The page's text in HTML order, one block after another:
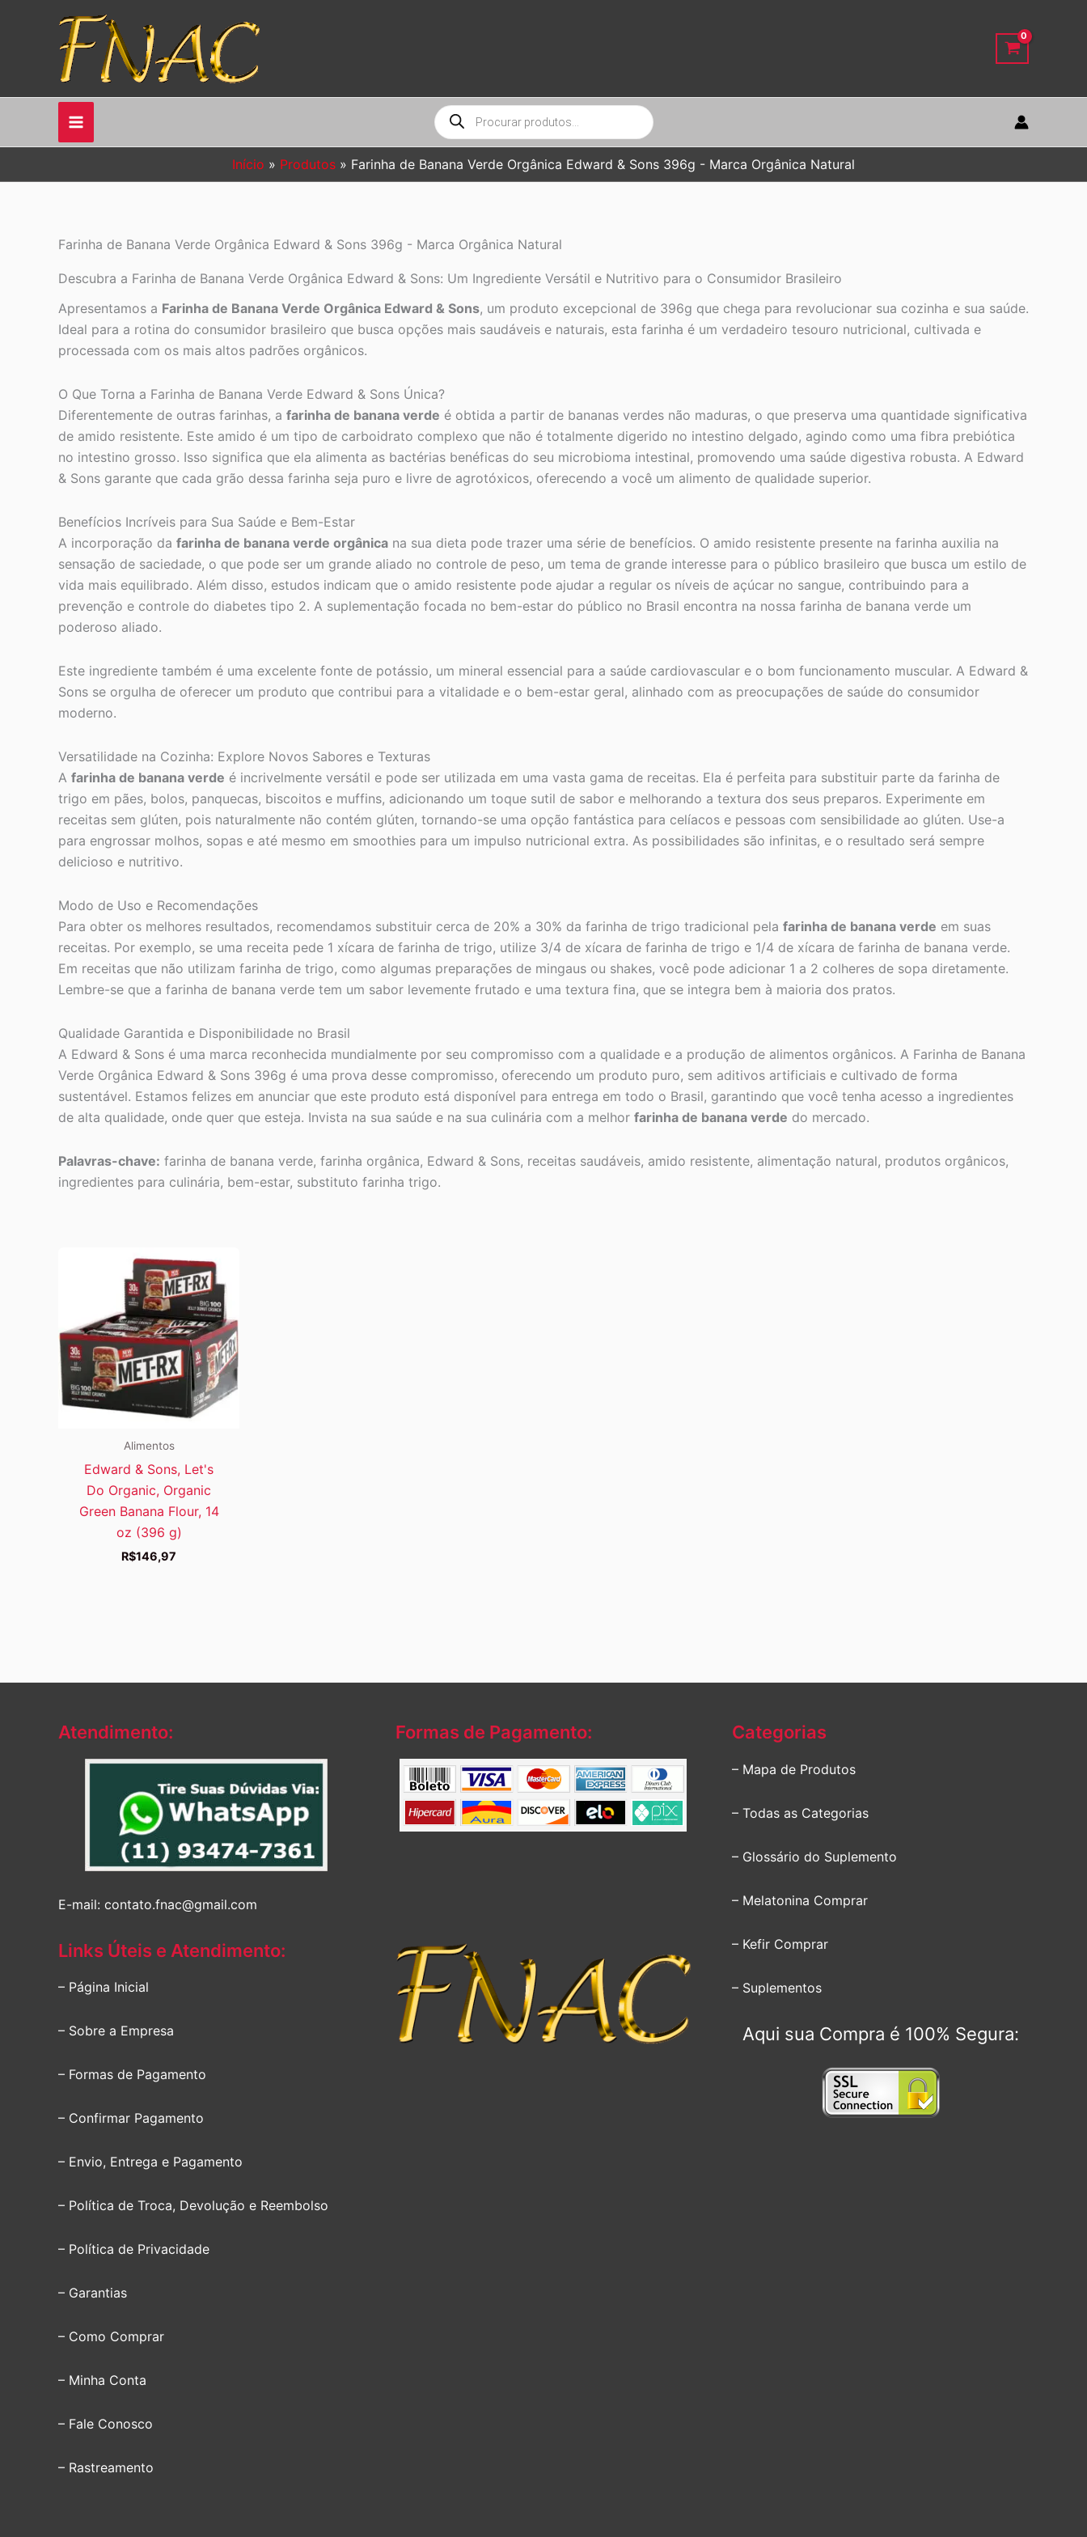
Pesquisar
produtos
Início Produtos Farinha de Banana Verde Orgânica Edward & Sons 396g - Marca Orgânica Natural
Farinha de Banana Verde Orgânica Edward & Sons 396g - Marca Orgânica Natural
Descubra a Farinha de Banana Verde Orgânica Edward & Sons: Um Ingrediente Versátil e Nutritivo para o Consumidor Brasileiro
Apresentamos a Farinha de Banana Verde Orgânica Edward & Sons, um produto excepcional de 396g que chega para revolucionar sua cozinha e sua saúde.
Ideal para a rotina do consumidor brasileiro que busca opções mais saudáveis e naturais, esta farinha é um verdadeiro tesouro nutricional, cultivada e
processada com os mais altos padrões orgânicos.
O Que Torna a Farinha de Banana Verde Edward & Sons Única?
Diferentemente de outras farinhas, a farinha de banana verde é obtida a partir de bananas verdes não maduras, o que preserva uma quantidade significativa
de amido resistente. Este amido é um tipo de carboidrato complexo que não é totalmente digerido no intestino delgado, agindo como uma fibra prebiótica
no intestino grosso. Isso significa que ela alimenta as bactérias benéficas do seu microbioma intestinal, promovendo uma saúde digestiva robusta. A Edward
& Sons garante que cada grão dessa farinha seja puro e livre de agrotóxicos, oferecendo a você um alimento de qualidade superior.
Benefícios Incríveis para Sua Saúde e Bem-Estar
A incorporação da farinha de banana verde orgânica na sua dieta pode trazer uma série de benefícios. O amido resistente presente na farinha auxilia na
sensação de saciedade, o que pode ser um grande aliado no controle de peso, um tema de grande interesse para o público brasileiro que busca um estilo de
vida mais equilibrado. Além disso, estudos indicam que o amido resistente pode ajudar a regular os níveis de açúcar no sangue, contribuindo para a
prevenção e controle do diabetes tipo 2. A suplementação focada no bem-estar do público no Brasil encontra na nossa farinha de banana verde um
poderoso aliado.
Este ingrediente também é uma excelente fonte de potássio, um mineral essencial para a saúde cardiovascular e o bom funcionamento muscular. A Edward &
Sons se orgulha de oferecer um produto que contribui para a vitalidade e o bem-estar geral, alinhado com as preocupações de saúde do consumidor
moderno.
Versatilidade na Cozinha: Explore Novos Sabores e Texturas
A farinha de banana verde é incrivelmente versátil e pode ser utilizada em uma vasta gama de receitas. Ela é perfeita para substituir parte da farinha de
trigo em pães, bolos, panquecas, biscoitos e muffins, adicionando um toque sutil de sabor e melhorando a textura dos seus preparos. Experimente em
receitas sem glúten, pois naturalmente não contém glúten, tornando-se uma opção fantástica para celíacos e pessoas com sensibilidade ao glúten. Use-a
para engrossar molhos, sopas e até mesmo em smoothies para um impulso nutricional extra. As possibilidades são infinitas, e o resultado será sempre
delicioso e nutritivo.
Modo de Uso e Recomendações
Para obter os melhores resultados, recomendamos substituir cerca de 20% a 30% da farinha de trigo tradicional pela farinha de banana verde em suas
receitas. Por exemplo, se uma receita pede 1 xícara de farinha de trigo, utilize 3/4 de xícara de farinha de trigo e 1/4 de xícara de farinha de banana verde.
Em receitas que não utilizam farinha de trigo, como algumas preparações de mingaus ou shakes, você pode adicionar 1 a 2 colheres de sopa diretamente.
Lembre-se que a farinha de banana verde tem um sabor levemente frutado e uma textura fina, que se integra bem à maioria dos pratos.
Qualidade Garantida e Disponibilidade no Brasil
A Edward & Sons é uma marca reconhecida mundialmente por seu compromisso com a qualidade e a produção de alimentos orgânicos. A Farinha de Banana
Verde Orgânica Edward & Sons 396g é uma prova desse compromisso, oferecendo um produto puro, sem aditivos artificiais e cultivado de forma
sustentável. Estamos felizes em anunciar que este produto está disponível para entrega em todo o Brasil, garantindo que você tenha acesso a ingredientes
de alta qualidade, onde quer que esteja. Invista na sua saúde e na sua culinária com a melhor farinha de banana verde do mercado.
Palavras-chave: farinha de banana verde, farinha orgânica, Edward & Sons, receitas saudáveis, amido resistente, alimentação natural, produtos orgânicos,
ingredientes para culinária, bem-estar, substituto farinha trigo.
Alimentos
Edward & Sons, Let's
Do Organic, Organic
Green Banana Flour, 14
oz (396 g)
R$146,97
Atendimento:
E-mail: contato.fnac@gmail.com
Links Úteis e Atendimento:
– Página Inicial
– Sobre a Empresa
– Formas de Pagamento
– Confirmar Pagamento
– Envio, Entrega e Pagamento
– Política de Troca, Devolução e Reembolso
– Política de Privacidade
– Garantias
– Como Comprar
– Minha Conta
– Fale Conosco
– Rastreamento
Formas de Pagamento: Categorias
– Mapa de Produtos
– Todas as Categorias
– Glossário do Suplemento
– Melatonina Comprar
– Kefir Comprar
– Suplementos
Aqui sua Compra é 100% Segura: